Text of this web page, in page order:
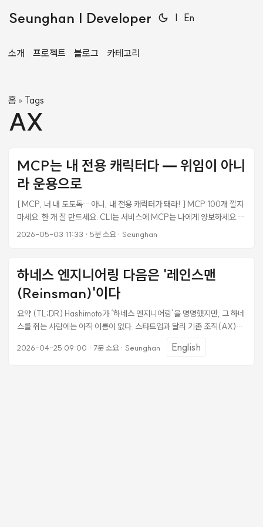
Seunghan | Developer | En
소개 프로젝트 블로그 카테고리
홈 » Tags
AX
MCP는 내 전용 캐릭터다 — 위임이 아니
라 운용으로
[ MCP, 너 내 도도독… 아니, 내 전용 캐릭터가 돼라! ] MCP 100개 깔지
마세요. 한 개 잘 만드세요. CLI는 서비스에 MCP는 나에게 양보하세요.
GitHub MCP 하나 깔면 Claude 컨텍스트 17,600 토큰. AI가 사용자 질
통’ => RPC(Real Player Character), 과거의 바보 같은 NPC(Non-
Player Character)가 아닙니다. ...
2026-05-03 11:33 · 5분 소요· Seunghan
하네스 엔지니어링 다음은 '레인스맨
(Reinsman)'이다
요약 (TL;DR) Hashimoto가 ‘하네스 엔지니어링’을 명명했지만, 그 하네
스를 쥐는 사람에는 아직 이름이 없다. 스타트업과 달리 기존 조직(AX)에
Loop와 oh-my-opencode가 증명한 것은 하네스의 승리가 아니라 고
2026-04-25 09:00 · 7분 소요· Seunghan English